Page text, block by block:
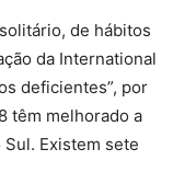
de hábitos
da International
deficientes”, por
têm melhorado a
Existem sete